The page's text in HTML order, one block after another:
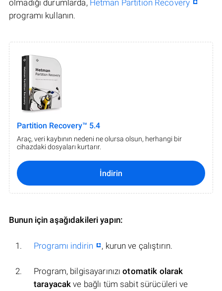
olmadığı durumlarda, Hetman Partition Recovery
programı kullanın.
Partition Recovery™ 5.4
Araç, veri kaybının nedeni ne olursa olsun, herhangi bir
cihazdaki dosyaları kurtarır.
İndirin
Bunun için aşağıdakileri yapın:
Programı indirin , kurun ve çalıştırın.
Program, bilgisayarınızıotomatik olarak
tarayacak ve bağlı tüm sabit sürücüleri ve